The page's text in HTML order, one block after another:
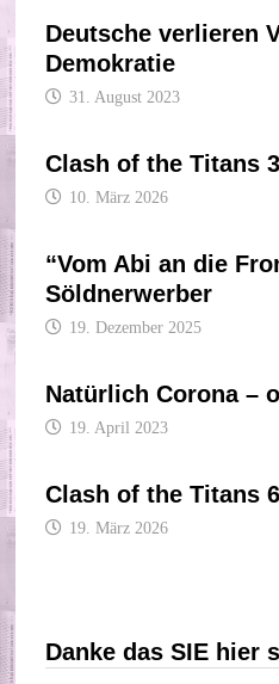
Deutsche verlieren
Demokratie
31. August 2023
Clash of the Titans 3
10. März 2026
“Vom Abi an die
Söldnerwerber
19. Dezember 2025
Natürlich Corona –
19. April 2023
Clash of the Titans 6
19. März 2026
Danke das SIE hier